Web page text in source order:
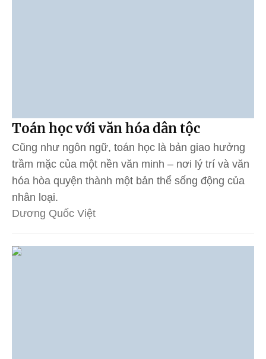
Toán học với văn hóa dân tộc
Cũng như ngôn ngữ, toán học là bản giao hưởng
trầm mặc của một nền văn minh – nơi lý trí và văn
hóa hòa quyện thành một bản thể sống động của
nhân loại.
Dương Quốc Việt